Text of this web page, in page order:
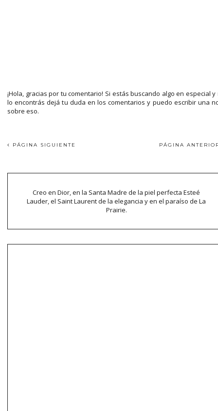
¡Hola, gracias por tu comentario! Si estás buscando algo en especial y
lo encontrás dejá tu duda en los comentarios y puedo escribir una
sobre eso.
PÁGINA SIGUIENTE PÁGINA
Creo en Dior, en la Santa Madre de la piel perfecta Esteé
Lauder, el Saint Laurent de la elegancia y en el paraíso de La
Prairie.